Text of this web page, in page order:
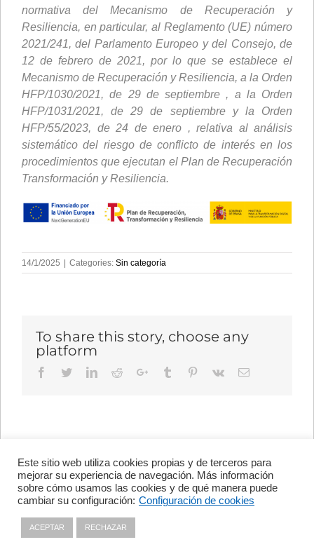
normativa del Mecanismo de Recuperación y
Resiliencia, en particular, al Reglamento (UE) número
2021/241, del Parlamento Europeo y del Consejo, de
12 de febrero de 2021, por lo que se establece el
Mecanismo de Recuperación y Resiliencia, a la Orden
HFP/1030/2021, de 29 de septiembre , a la Orden
HFP/1031/2021, de 29 de septiembre y la Orden
HFP/55/2023, de 24 de enero , relativa al análisis
sistemático del riesgo de conflicto de interés en los
procedimientos que ejecutan el Plan de Recuperación
Transformación y Resiliencia.
14/1/2025 | Categories: Sin categoría
To share this story, choose any
platform
Facebook
TwitterLinkedIn
RedditGoogle+Tumblr Pinterest
Vk Email
Avenida de Vigo, s/n 15705
Santiago de Compostela, A
Coruña, España
+34 981 56 98 10
Este sitio web utiliza cookies propias y de terceros para
mejorar su experiencia de navegación. Más información
sobre cómo usamos las cookies y de qué manera puede
cambiar su configuración: Configuración de cookies
ACEPTAR RECHAZAR